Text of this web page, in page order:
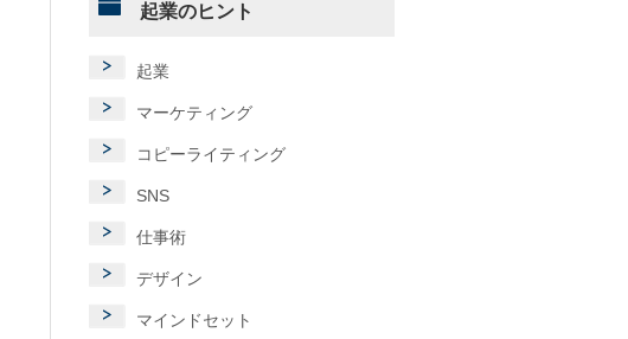
起業のヒント
起業
マーケティング
コピーライティング
SNS
仕事術
デザイン
マインドセット